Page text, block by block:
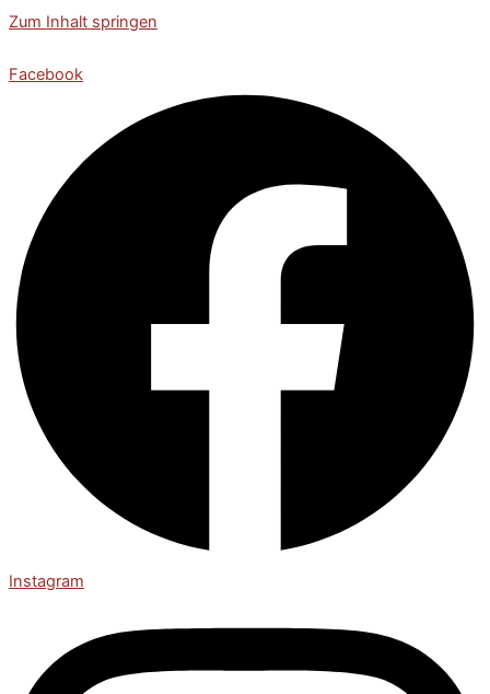
Zum Inhalt springen
Facebook
Instagram